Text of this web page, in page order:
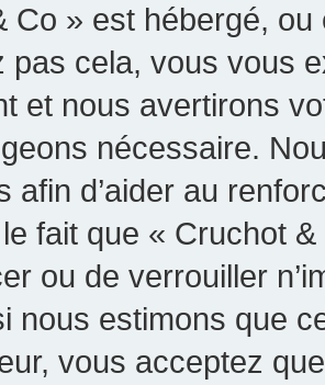
Co » est hébergé,
pas cela, vous vous
et nous avertirons
nécessaire.
afin d’aider au
fait que « Cruchot
ou de verrouiller
nous estimons que
vous acceptez